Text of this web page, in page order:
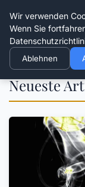
Die
Neueste
Wir verwenden
Wenn Sie
Ablehnen